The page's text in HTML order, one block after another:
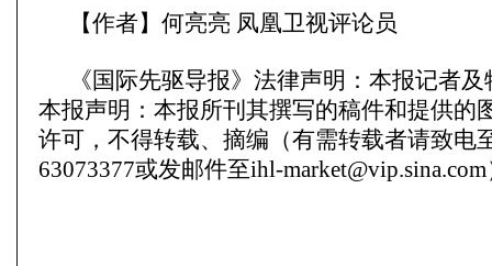
【作者】何亮亮 凤凰卫视评论员
《国际先驱导报》法律声明：本报记者
本报声明：本报所刊其撰写的稿件和提供的
许可，不得转载、摘编（有需转载者请致电
63073377或发邮件至ihl-market@vip.sina.com